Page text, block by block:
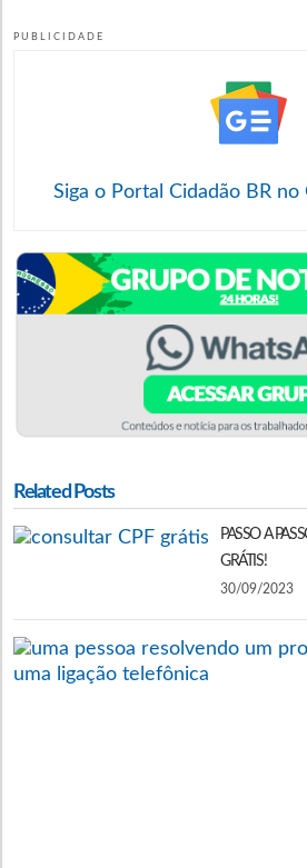
PUBLICIDADE
Siga o Portal Cidadão BR
Related Posts
PASSO A
GRÁTIS!
30/09/2023